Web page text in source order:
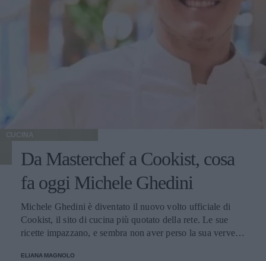
CUCINA
Da Masterchef a Cookist, cosa
fa oggi Michele Ghedini
Michele Ghedini è diventato il nuovo volto ufficiale di
Cookist, il sito di cucina più quotato della rete. Le sue
ricette impazzano, e sembra non aver perso la sua verve
veramente stupendo.
ELIANA MAGNOLO